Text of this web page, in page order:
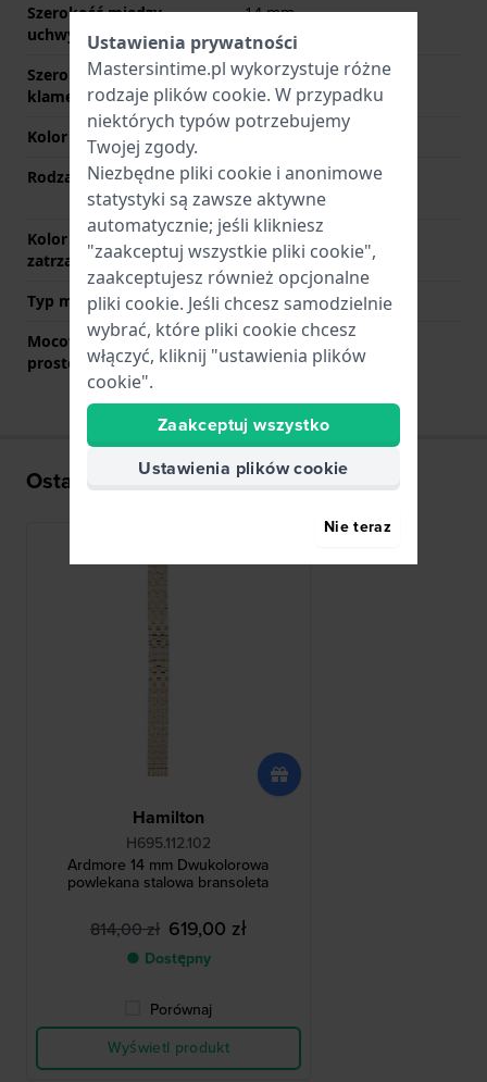
Szerokość między
uchwytami
14 mm
Szerokość paska przy
klamerce
14 mm
Kolor paska
Dwukolorowy
Rodzaj zapięcia
NIewidoczne zapięcie
motylkowe
Kolor zapięcia
zatrzaskowego
Srebrny
Typ mocowania
Kołki sprężyste
Mocowanie za pomocą
prostego bolca
Nie
Ostatnio oglądane
Hamilton
H695.112.102
Ardmore 14 mm Dwukolorowa
powlekana stalowa bransoleta
814,00 zł 619,00 zł
● Dostępny
Porównaj
Wyświetl produkt
Ustawienia prywatności
Mastersintime.pl wykorzystuje różne
rodzaje plików cookie. W przypadku
niektórych typów potrzebujemy
Twojej zgody.
Niezbędne pliki cookie i anonimowe
statystyki są zawsze aktywne
automatycznie; jeśli klikniesz
"zaakceptuj wszystkie pliki cookie",
zaakceptujesz również opcjonalne
pliki cookie. Jeśli chcesz samodzielnie
wybrać, które pliki cookie chcesz
włączyć, kliknij "ustawienia plików
cookie".
Zaakceptuj wszystko
Ustawienia plików cookie
Nie teraz